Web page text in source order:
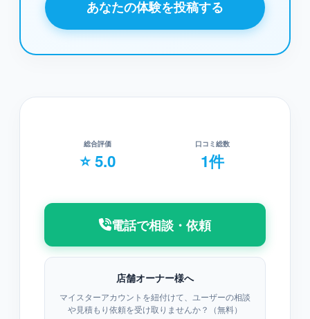
あなたの体験を投稿する
総合評価
⭐ 5.0
口コミ総数
1件
電話で相談・依頼
店舗オーナー様へ
マイスターアカウントを紐付けて、ユーザーの相談
や見積もり依頼を受け取りませんか？（無料）